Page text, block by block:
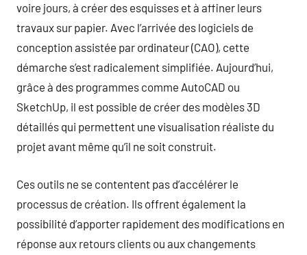
voire jours, à créer des esquisses et à affiner leurs
travaux sur papier. Avec l’arrivée des logiciels de
conception assistée par ordinateur (CAO), cette
démarche s’est radicalement simplifiée. Aujourd’hui,
grâce à des programmes comme AutoCAD ou
SketchUp, il est possible de créer des modèles 3D
détaillés qui permettent une visualisation réaliste du
projet avant même qu’il ne soit construit.
Ces outils ne se contentent pas d’accélérer le
processus de création. Ils offrent également la
possibilité d’apporter rapidement des modifications en
réponse aux retours clients ou aux changements